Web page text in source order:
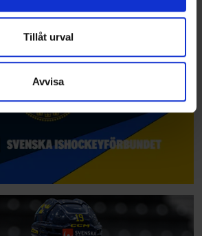
som vi samarbetar med.
kombinera informationen med annan
använt deras tjänster.
Tillåt urval
Avvisa